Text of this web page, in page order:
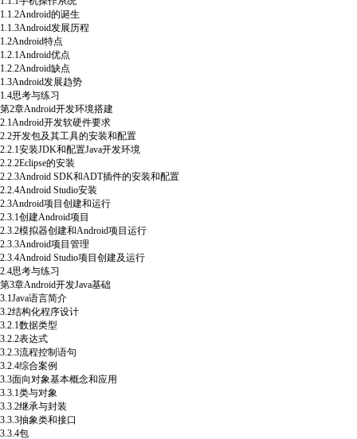
1.1.2Android的诞生
1.1.3Android发展历程
1.2Android特点
1.2.1Android优点
1.2.2Android缺点
1.3Android发展趋势
1.4思考与练习
第2章Android开发环境搭建
2.1Android开发软硬件要求
2.2开发包及其工具的安装和配置
2.2.1安装JDK和配置Java开发环境
2.2.2Eclipse的安装
2.2.3Android SDK和ADT插件的安装和配置
2.2.4Android Studio安装
2.3Android项目创建和运行
2.3.1创建Android项目
2.3.2模拟器创建和Android项目运行
2.3.3Android项目管理
2.3.4Android Studio项目创建及运行
2.4思考与练习
第3章Android开发Java基础
3.1Java语言简介
3.2结构化程序设计
3.2.1数据类型
3.2.2表达式
3.2.3流程控制语句
3.2.4综合案例
3.3面向对象基本概念和应用
3.3.1类与对象
3.3.2继承与封装
3.3.3抽象类和接口
3.3.4包